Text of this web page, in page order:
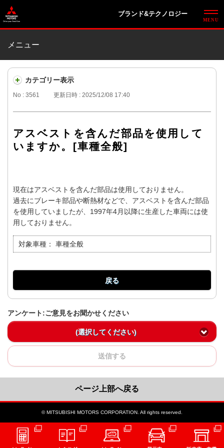
ブランド&テクノロジー
メニュー
カテゴリー表示
No : 3561 更新日時 : 2025/12/08 17:40
アスベストを含んだ部品を使用して
いますか。[車種全般]
現在はアスベストを含んだ部品は使用しておりません。
過去にブレーキ部品や断熱材などで、アスベストを含んだ部品
を使用していましたが、1997年4月以降に生産した車両には使
用しておりません。
対象車種： 車種全般
戻る
アンケート:ご意見をお聞かせください
(選択してください)
送信する
ページ上部へ戻る
© MITSUBISHI MOTORS CORPORATION. All rights reserved.